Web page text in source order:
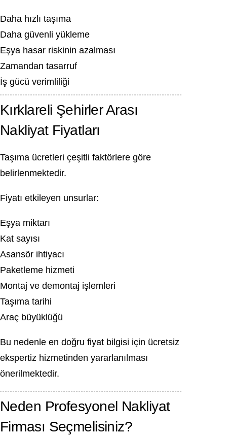
Daha hızlı taşıma
Daha güvenli yükleme
Eşya hasar riskinin azalması
Zamandan tasarruf
İş gücü verimliliği
Kırklareli Şehirler Arası
Nakliyat Fiyatları
Taşıma ücretleri çeşitli faktörlere göre
belirlenmektedir.
Fiyatı etkileyen unsurlar:
Eşya miktarı
Kat sayısı
Asansör ihtiyacı
Paketleme hizmeti
Montaj ve demontaj işlemleri
Taşıma tarihi
Araç büyüklüğü
Bu nedenle en doğru fiyat bilgisi için ücretsiz
ekspertiz hizmetinden yararlanılması
önerilmektedir.
Neden Profesyonel Nakliyat
Firması Seçmelisiniz?